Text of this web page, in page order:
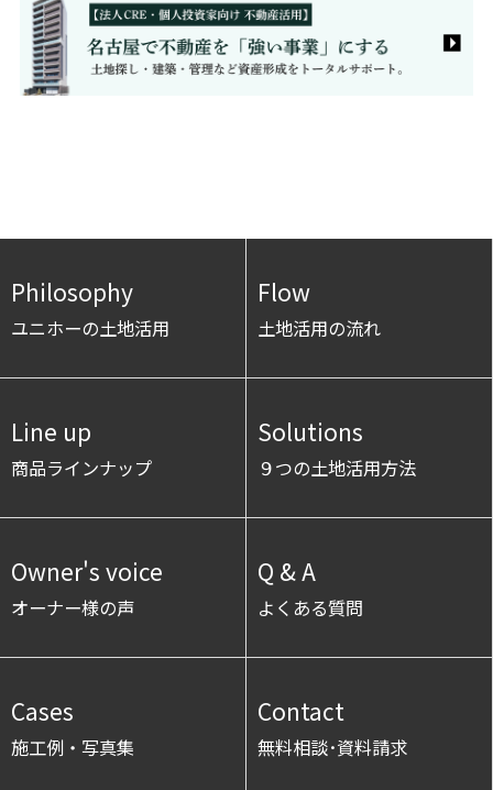
Philosophy
ユニホーの土地活用
Flow
土地活用の流れ
Line up
商品ラインナップ
Solutions
９つの土地活用方法
Owner's voice
オーナー様の声
Q & A
よくある質問
Cases
施工例・写真集
Contact
無料相談･資料請求